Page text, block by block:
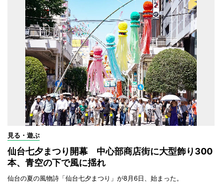
見る・遊ぶ
仙台七夕まつり開幕 中心部商店街に大型飾り300
本、青空の下で風に揺れ
仙台の夏の風物詩「仙台七夕まつり」が8月6日、始まった。